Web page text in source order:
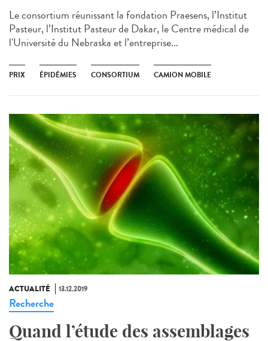
Le consortium réunissant la fondation Praesens, l’Institut
Pasteur, l’Institut Pasteur de Dakar, le Centre médical de
l'Université du Nebraska et l’entreprise...
PRIX ÉPIDÉMIES CONSORTIUM CAMION MOBILE
ACTUALITÉ 13.12.2019
Recherche
Quand l’étude des assemblages